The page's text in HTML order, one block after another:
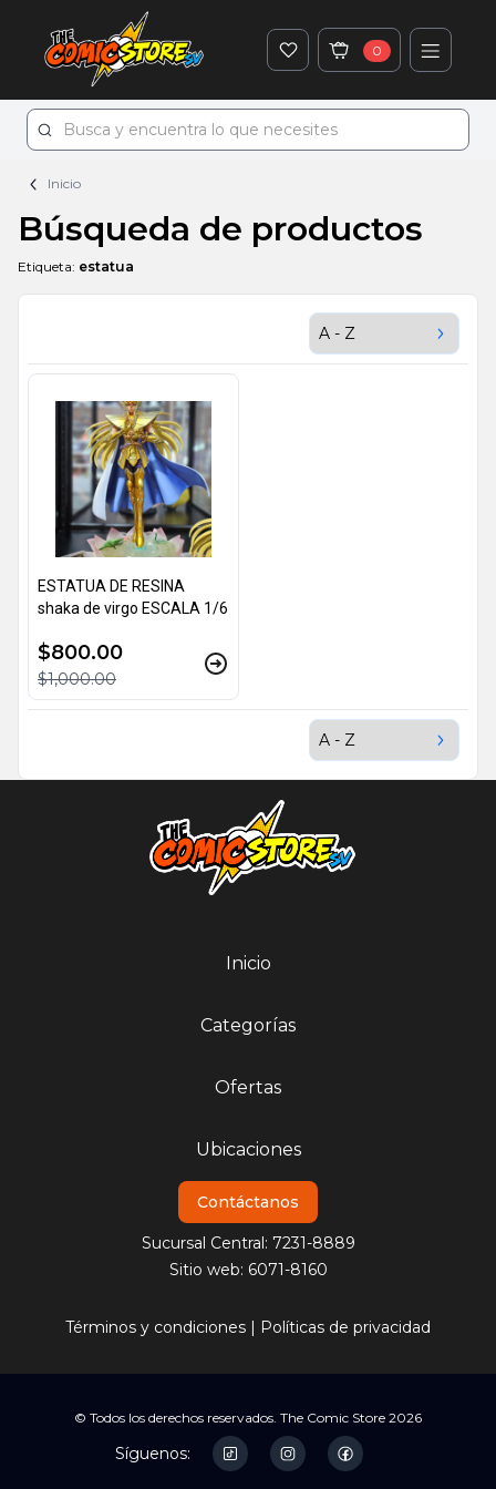
0
Inicio
Búsqueda de productos
Etiqueta: estatua
ESTATUA DE RESINA
shaka de virgo ESCALA 1/6
$800.00
$1,000.00
Inicio
Categorías
Ofertas
Ubicaciones
Contáctanos
Sucursal Central: 7231-8889
Sitio web: 6071-8160
Términos y condiciones | Políticas de privacidad
© Todos los derechos reservados. The Comic Store 2026
Síguenos: